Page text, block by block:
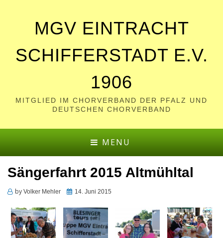
MGV EINTRACHT
SCHIFFERSTADT E.V.
1906
MITGLIED IM CHORVERBAND DER PFALZ UND
DEUTSCHEN CHORVERBAND
MENU
Sängerfahrt 2015 Altmühltal
by Volker Mehler
Posted
14. Juni 2015